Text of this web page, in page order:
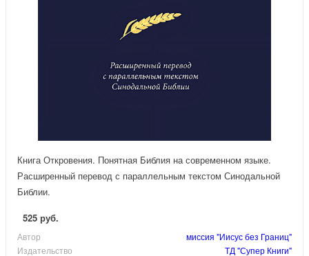
Книга Откровения. Понятная Библия на современном языке.
Расширенный перевод с параллельным текстом Синодальной
Библии.
525 руб.
Автор
миссия "Иисус без Границ"
Издательство
ТД "Супер Книги"